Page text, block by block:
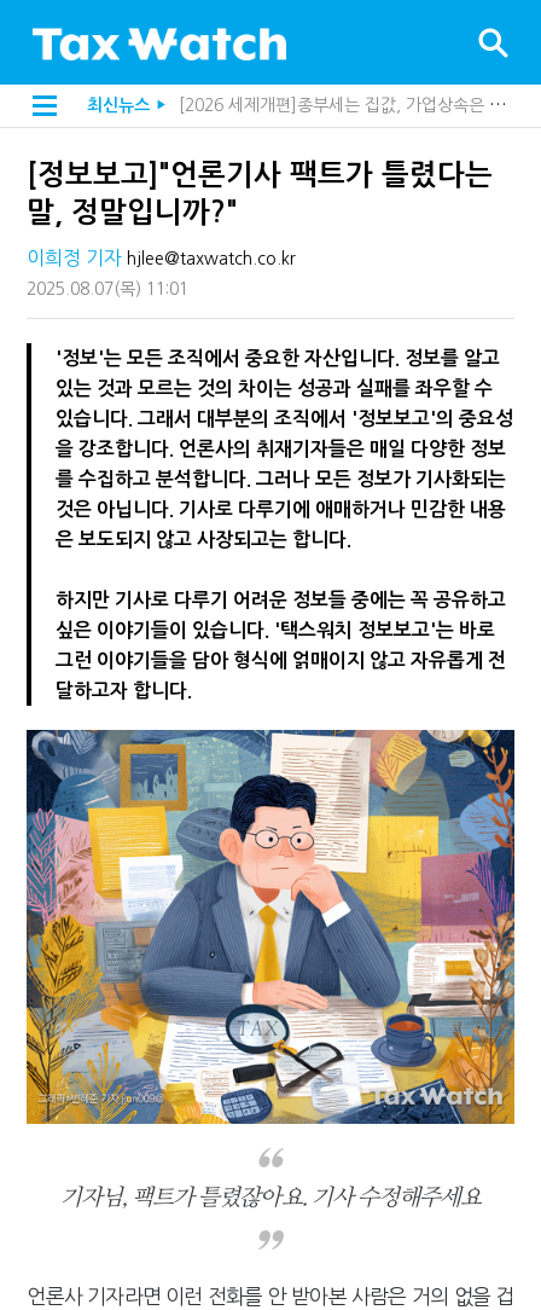
최신뉴스 ▶
[2026 세제개편]종부세는 집값, 가업상속은 기술…납세자가 꼭 볼 5가지
해외 안 갔는데 긁힌 신용카드…관세청이 몇분 만에 찾아낸 비결은?
내 지분만 봤다간 낭패…주식 양도세 추징 부른 '3가지 실수'
세무법인 HKL, 조사·재산세 전문가 임종수 세무사 영입
김밥엔 어떤 술 어울릴까?…국세청이 K-푸드 꺼낸 까닭
배달라이더 원천징수 세금 인하…환급 플랫폼 수익성 악화될까
상속·증여세 조사, 이제 코인거래소까지 샅샅이 본다
고액자산가 더 옥죈다…해외신탁 미신고 제보에 포상금
반도체·AI로봇 국내 생산땐 세금 깎아준다
"오래 보유보다 오래 살아야"…1주택 세금 '실거주' 중심으로
[정보보고]"언론기사 팩트가 틀렸다는
말, 정말입니까?"
이희정 기자 hjlee@taxwatch.co.kr
2025.08.07 (목) 11:01
'정보'는 모든 조직에서 중요한 자산입니다. 정보를 알고
있는 것과 모르는 것의 차이는 성공과 실패를 좌우할 수
있습니다. 그래서 대부분의 조직에서 '정보보고'의 중요성
을 강조합니다. 언론사의 취재기자들은 매일 다양한 정보
를 수집하고 분석합니다. 그러나 모든 정보가 기사화되는
것은 아닙니다. 기사로 다루기에 애매하거나 민감한 내용
은 보도되지 않고 사장되고는 합니다.
하지만 기사로 다루기 어려운 정보들 중에는 꼭 공유하고
싶은 이야기들이 있습니다. '택스워치 정보보고'는 바로
그런 이야기들을 담아 형식에 얽매이지 않고 자유롭게 전
달하고자 합니다.
기자님, 팩트가 틀렸잖아요. 기사 수정해주세요
언론사 기자라면 이런 전화를 안 받아본 사람은 거의 없을 겁